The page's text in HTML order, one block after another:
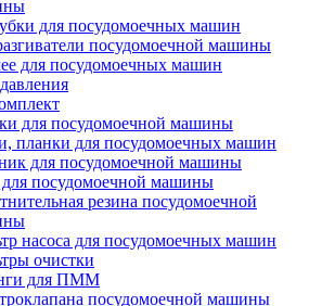
для посудомоечных машин
посудомоечной машины
для посудомоечных машин
для посудомоечной машины
планки для посудомоечных машин
для посудомоечной машины
посудомоечной машины
резина посудомоечной
насоса для посудомоечных машин
очистки
для ПММ
посудомоечной машины